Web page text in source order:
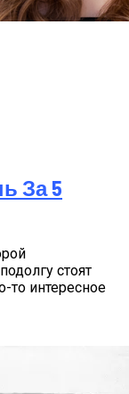
За 5
стоят
то интересное